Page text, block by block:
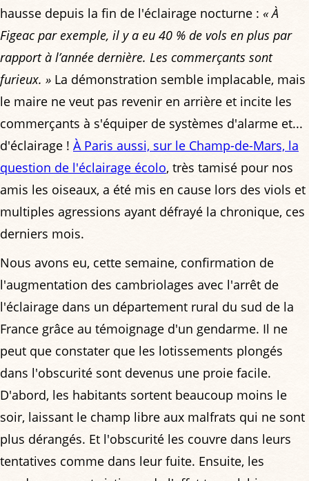
hausse depuis la fin de l'éclairage nocturne : « À
Figeac par exemple, il y a eu 40 % de vols en plus par
rapport à l’année dernière. Les commerçants sont
furieux. » La démonstration semble implacable, mais
le maire ne veut pas revenir en arrière et incite les
commerçants à s'équiper de systèmes d'alarme et...
d'éclairage ! À Paris aussi, sur le Champ-de-Mars, la
question de l'éclairage écolo, très tamisé pour nos
amis les oiseaux, a été mis en cause lors des viols et
multiples agressions ayant défrayé la chronique, ces
derniers mois.
Nous avons eu, cette semaine, confirmation de
l'augmentation des cambriolages avec l'arrêt de
l'éclairage dans un département rural du sud de la
France grâce au témoignage d'un gendarme. Il ne
peut que constater que les lotissements plongés
dans l'obscurité sont devenus une proie facile.
D'abord, les habitants sortent beaucoup moins le
soir, laissant le champ libre aux malfrats qui ne sont
plus dérangés. Et l'obscurité les couvre dans leurs
tentatives comme dans leur fuite. Ensuite, les